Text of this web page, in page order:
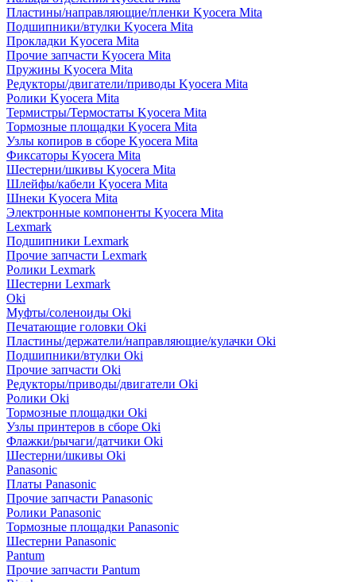
Пластины/направляющие/пленки Kyocera Mita
Подшипники/втулки Kyocera Mita
Прокладки Kyocera Mita
Прочие запчасти Kyocera Mita
Пружины Kyocera Mita
Редукторы/двигатели/приводы Kyocera Mita
Ролики Kyocera Mita
Термистры/Термостаты Kyocera Mita
Тормозные площадки Kyocera Mita
Узлы копиров в сборе Kyocera Mita
Фиксаторы Kyocera Mita
Шестерни/шкивы Kyocera Mita
Шлейфы/кабели Kyocera Mita
Шнеки Kyocera Mita
Электронные компоненты Kyocera Mita
Lexmark
Подшипники Lexmark
Прочие запчасти Lexmark
Ролики Lexmark
Шестерни Lexmark
Oki
Муфты/соленоиды Oki
Печатающие головки Oki
Пластины/держатели/направляющие/кулачки Oki
Подшипники/втулки Oki
Прочие запчасти Oki
Редукторы/приводы/двигатели Oki
Ролики Oki
Тормозные площадки Oki
Узлы принтеров в сборе Oki
Флажки/рычаги/датчики Oki
Шестерни/шкивы Oki
Panasonic
Платы Panasonic
Прочие запчасти Panasonic
Ролики Panasonic
Тормозные площадки Panasonic
Шестерни Panasonic
Pantum
Прочие запчасти Pantum